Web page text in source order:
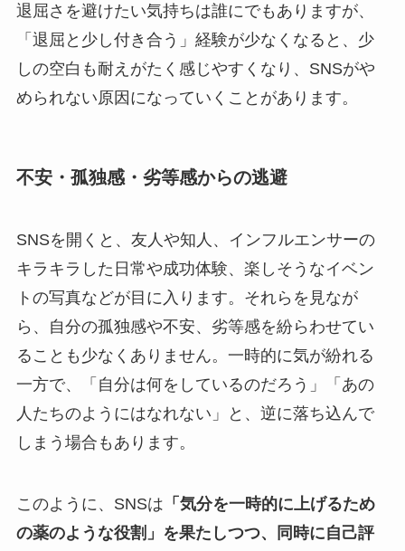
退屈さを避けたい気持ちは誰にでもありますが、
「退屈と少し付き合う」経験が少なくなると、少
しの空白も耐えがたく感じやすくなり、SNSがや
められない原因になっていくことがあります。
不安・孤独感・劣等感からの逃避
SNSを開くと、友人や知人、インフルエンサーの
キラキラした日常や成功体験、楽しそうなイベン
トの写真などが目に入ります。それらを見なが
ら、自分の孤独感や不安、劣等感を紛らわせてい
ることも少なくありません。一時的に気が紛れる
一方で、「自分は何をしているのだろう」「あの
人たちのようにはなれない」と、逆に落ち込んで
しまう場合もあります。
このように、SNSは 「気分を一時的に上げるため
の薬のような役割」を果たしつつ、同時に自己評